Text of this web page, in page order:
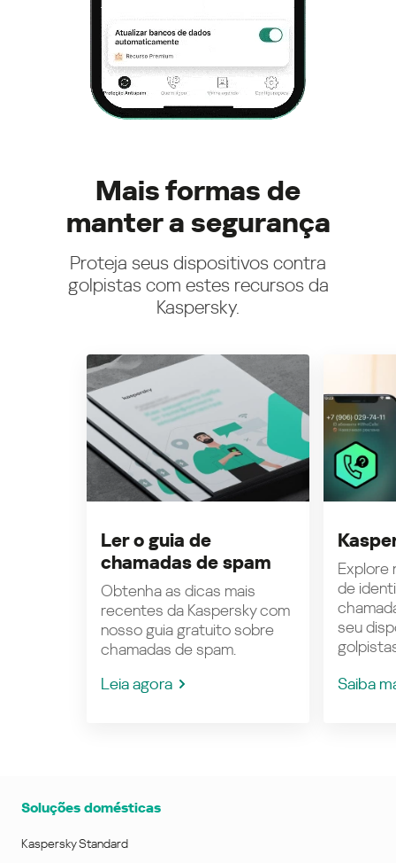
Mais formas de
manter a segurança
Proteja seus dispositivos contra
golpistas com estes recursos da
Kaspersky.
Ler o guia de
chamadas de spam
Obtenha as dicas mais
recentes da Kaspersky com
nosso guia gratuito sobre
chamadas de spam.
Leia agora
Explore
de
seu
Saiba
Soluções domésticas
Kaspersky Standard